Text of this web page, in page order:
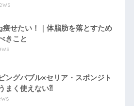
痩せたい！｜体脂肪を落とすため
きこと
ングバブル×セリア・スポンジト
まく使えない⁈